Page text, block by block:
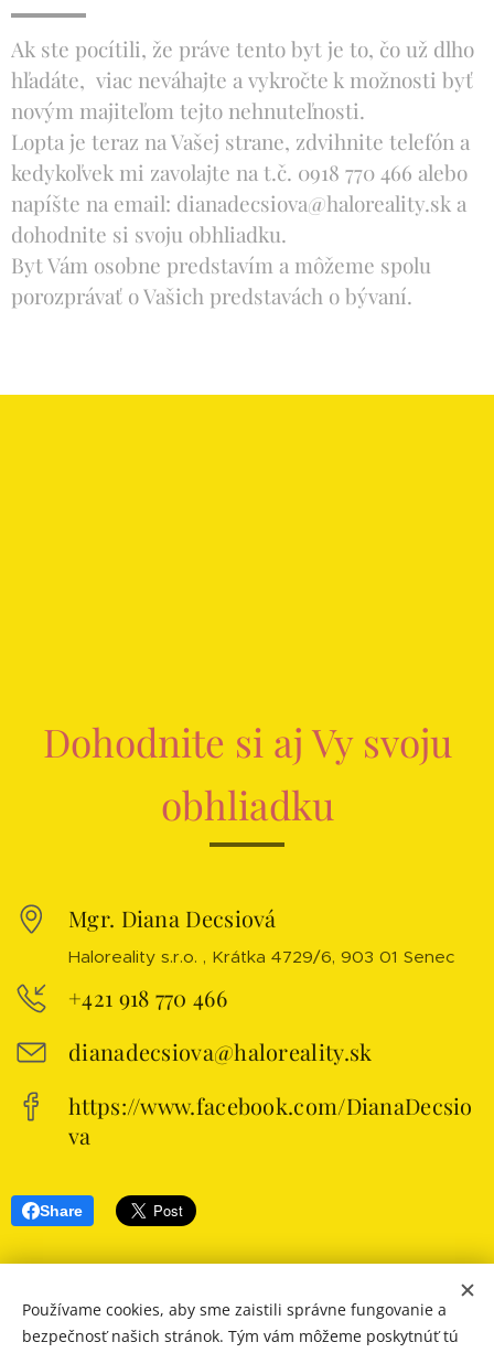
Ak ste pocítili, že práve tento byt je to, čo už dlho
hľadáte, viac neváhajte a vykročte k možnosti byť
novým majiteľom tejto nehnuteľnosti.
Lopta je teraz na Vašej strane, zdvihnite telefón a
kedykoľvek mi zavolajte na t.č. 0918 770 466 alebo
napíšte na email: dianadecsiova@haloreality.sk a
dohodnite si svoju obhliadku.
Byt Vám osobne predstavím a môžeme spolu
porozprávať o Vašich predstavách o bývaní.
Dohodnite si aj Vy svoju
obhliadku
Mgr. Diana Decsiová
Haloreality s.r.o. , Krátka 4729/6, 903 01 Senec
+421 918 770 466
dianadecsiova@haloreality.sk
https://www.facebook.com/DianaDecsio
va
Share
Používame cookies, aby sme zaistili správne fungovanie a
bezpečnosť našich stránok. Tým vám môžeme poskytnúť tú